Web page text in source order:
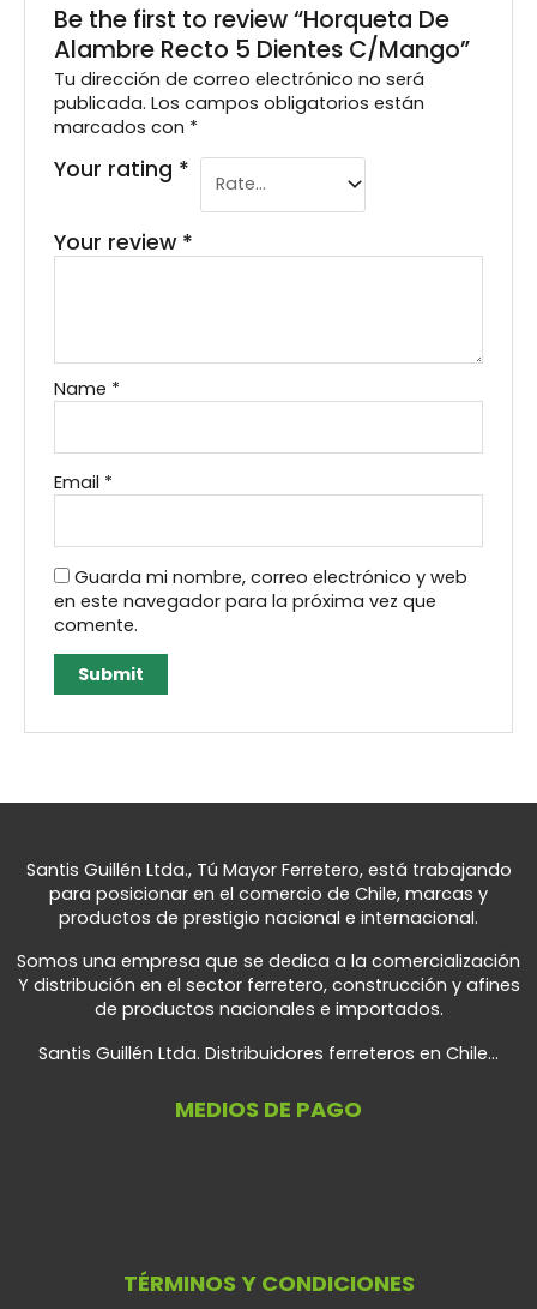
Be the first to review “Horqueta De
Alambre Recto 5 Dientes C/Mango”
Tu dirección de correo electrónico no será
publicada. Los campos obligatorios están
marcados con *
Your rating *
Your review *
Name *
Email *
Guarda mi nombre, correo electrónico y web
en este navegador para la próxima vez que
comente.
Santis Guillén Ltda., Tú Mayor Ferretero, está trabajando
para posicionar en el comercio de Chile, marcas y
productos de prestigio nacional e internacional.
Somos una empresa que se dedica a la comercialización
Y distribución en el sector ferretero, construcción y afines
de productos nacionales e importados.
Santis Guillén Ltda. Distribuidores ferreteros en Chile...
MEDIOS DE PAGO
TÉRMINOS Y CONDICIONES